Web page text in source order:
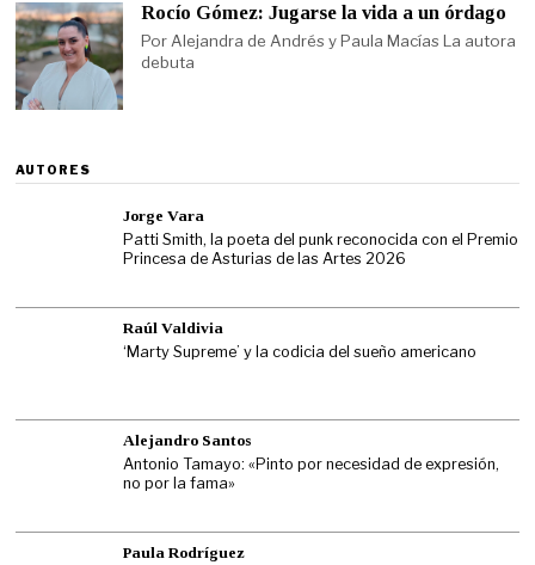
Rocío Gómez: Jugarse la vida a un órdago
Por Alejandra de Andrés y Paula Macías La autora
debuta
AUTORES
Jorge Vara
Patti Smith, la poeta del punk reconocida con el Premio
Princesa de Asturias de las Artes 2026
Raúl Valdivia
‘Marty Supreme’ y la codicia del sueño americano
Alejandro Santos
Antonio Tamayo: «Pinto por necesidad de expresión,
no por la fama»
Paula Rodríguez